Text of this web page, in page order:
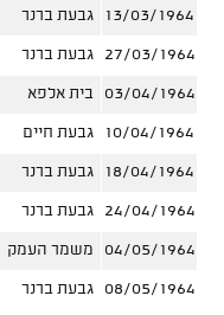
13/03/1964 גבעת ברנר
27/03/1964 גבעת ברנר
03/04/1964 בית אלפא
10/04/1964 גבעת חיים
18/04/1964 גבעת ברנר
24/04/1964 גבעת ברנר
04/05/1964 משמר העמק
08/05/1964 גבעת ברנר